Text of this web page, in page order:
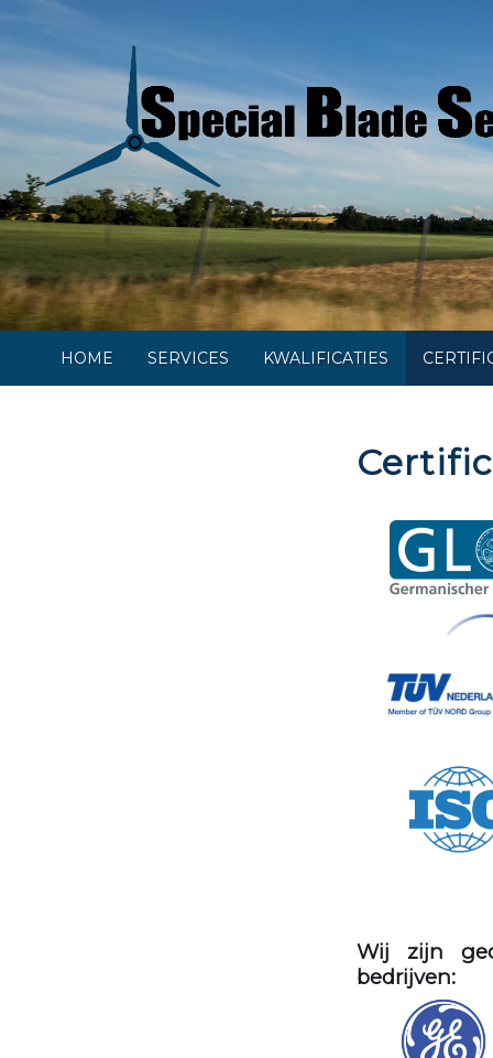
HOME SERVICES KWALIFICATIES
Wij zijn
bedrijven: